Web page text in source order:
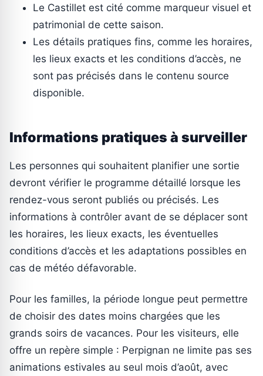
Le Castillet est cité comme marqueur visuel et
patrimonial de cette saison.
Les détails pratiques fins, comme les horaires,
les lieux exacts et les conditions d’accès, ne
sont pas précisés dans le contenu source
disponible.
Informations pratiques à surveiller
Les personnes qui souhaitent planifier une sortie
devront vérifier le programme détaillé lorsque les
rendez-vous seront publiés ou précisés. Les
informations à contrôler avant de se déplacer sont
les horaires, les lieux exacts, les éventuelles
conditions d’accès et les adaptations possibles en
cas de météo défavorable.
Pour les familles, la période longue peut permettre
de choisir des dates moins chargées que les
grands soirs de vacances. Pour les visiteurs, elle
offre un repère simple : Perpignan ne limite pas ses
animations estivales au seul mois d’août, avec